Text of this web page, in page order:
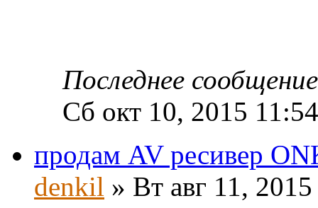
Последнее
Сб окт 10, 2015 11:54
продам AV ресивер
denkil » Вт авг 11,